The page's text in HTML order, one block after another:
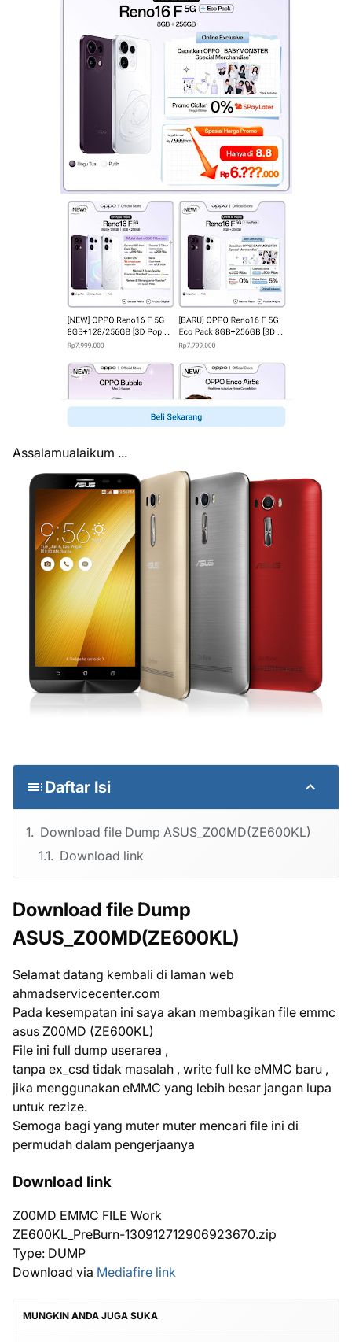
Assalamualaikum ...
Daftar Isi
Download file Dump ASUS_Z00MD(ZE600KL)
Download link
Download file Dump
ASUS_Z00MD(ZE600KL)
Selamat datang kembali di laman web
ahmadservicecenter.com
Pada kesempatan ini saya akan membagikan file emmc
asus Z00MD (ZE600KL)
File ini full dump userarea ,
tanpa ex_csd tidak masalah , write full ke eMMC baru ,
jika menggunakan eMMC yang lebih besar jangan lupa
untuk rezize.
Semoga bagi yang muter muter mencari file ini di
permudah dalam pengerjaanya
Download link
Z00MD EMMC FILE Work
ZE600KL_PreBurn-130912712906923670.zip
Type: DUMP
Download via Mediafire link
MUNGKIN ANDA JUGA SUKA